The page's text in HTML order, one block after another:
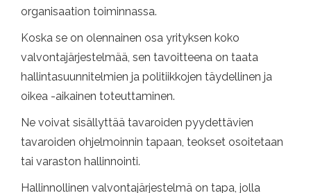
organisaation toiminnassa.
Koska se on olennainen osa yrityksen koko
valvontajärjestelmää, sen tavoitteena on taata
hallintasuunnitelmien ja politiikkojen täydellinen ja
oikea -aikainen toteuttaminen.
Ne voivat sisällyttää tavaroiden pyydettävien
tavaroiden ohjelmoinnin tapaan, teokset osoitetaan
tai varaston hallinnointi.
Hallinnollinen valvontajärjestelmä on tapa, jolla